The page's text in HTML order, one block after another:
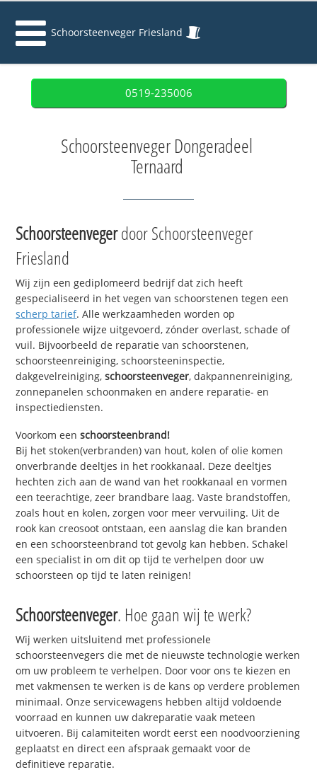
Schoorsteenveger Friesland
0519-235006
Schoorsteenveger Dongeradeel
Ternaard
Schoorsteenvegerdoor Schoorsteenveger
Friesland
Wij zijn een gediplomeerd bedrijf dat zich heeft
gespecialiseerd in het vegen van schoorstenen tegen een
scherp tarief. Alle werkzaamheden worden op
professionele wijze uitgevoerd, zónder overlast, schade of
vuil. Bijvoorbeeld de reparatie van schoorstenen,
schoorsteenreiniging, schoorsteeninspectie,
dakgevelreiniging,schoorsteenveger, dakpannenreiniging,
zonnepanelen schoonmaken en andere reparatie- en
inspectiediensten.
Voorkom eenschoorsteenbrand!
Bij het stoken(verbranden) van hout, kolen of olie komen
onverbrande deeltjes in het rookkanaal. Deze deeltjes
hechten zich aan de wand van het rookkanaal en vormen
een teerachtige, zeer brandbare laag. Vaste brandstoffen,
zoals hout en kolen, zorgen voor meer vervuiling. Uit de
rook kan creosoot ontstaan, een aanslag die kan branden
en een schoorsteenbrand tot gevolg kan hebben. Schakel
een specialist in om dit op tijd te verhelpen door uw
schoorsteen op tijd te laten reinigen!
Schoorsteenveger. Hoe gaan wij te werk?
Wij werken uitsluitend met professionele
schoorsteenvegers die met de nieuwste technologie werken
om uw probleem te verhelpen. Door voor ons te kiezen en
met vakmensen te werken is de kans op verdere problemen
minimaal. Onze servicewagens hebben altijd voldoende
voorraad en kunnen uw dakreparatie vaak meteen
uitvoeren. Bij calamiteiten wordt eerst een noodvoorziening
geplaatst en direct een afspraak gemaakt voor de
definitieve reparatie.